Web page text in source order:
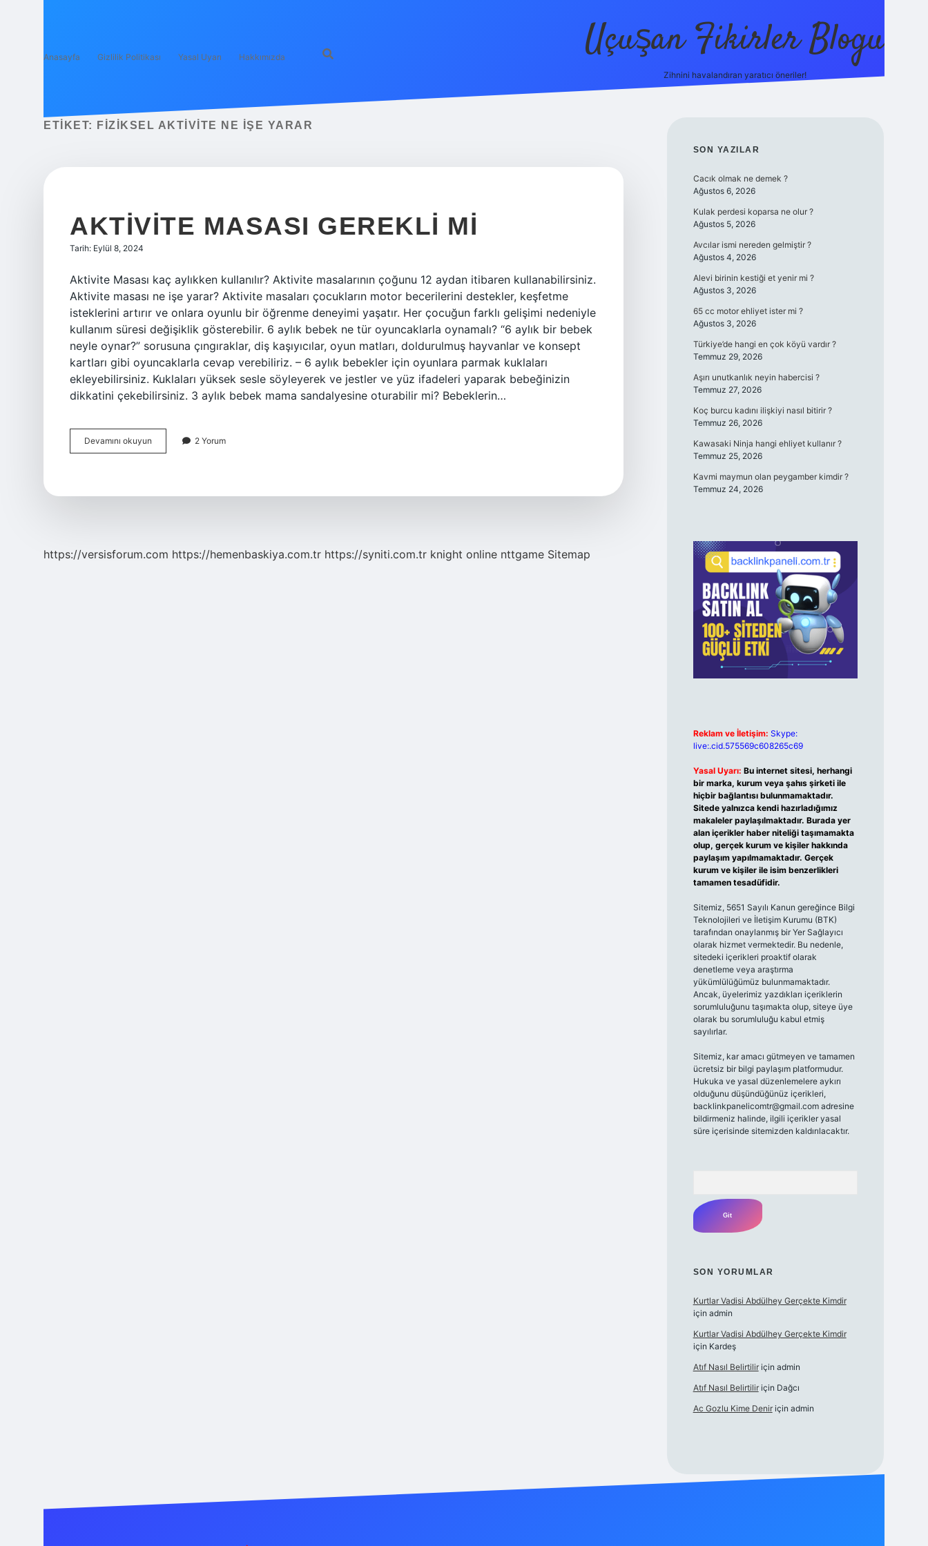
Anasayfa Gizlilik Politikası Yasal Uyarı Hakkımızda Uçuşan Fikirler Blogu
Zihnini havalandıran yaratıcı öneriler!
ETIKET: FIZIKSEL AKTIVITE NE IŞE YARAR
AKTIVITE MASASI GEREKLI MI
Tarih: Eylül 8, 2024
Aktivite Masası kaç aylıkken kullanılır? Aktivite masalarının çoğunu 12 aydan itibaren kullanabilirsiniz.
Aktivite masası ne işe yarar? Aktivite masaları çocukların motor becerilerini destekler, keşfetme
isteklerini artırır ve onlara oyunlu bir öğrenme deneyimi yaşatır. Her çocuğun farklı gelişimi nedeniyle
kullanım süresi değişiklik gösterebilir. 6 aylık bebek ne tür oyuncaklarla oynamalı? “6 aylık bir bebek
neyle oynar?” sorusuna çıngıraklar, diş kaşıyıcılar, oyun matları, doldurulmuş hayvanlar ve konsept
kartları gibi oyuncaklarla cevap verebiliriz. – 6 aylık bebekler için oyunlara parmak kuklaları
ekleyebilirsiniz. Kuklaları yüksek sesle söyleyerek ve jestler ve yüz ifadeleri yaparak bebeğinizin
dikkatini çekebilirsiniz. 3 aylık bebek mama sandalyesine oturabilir mi? Bebeklerin…
Devamını okuyun
Masası
2 Yorum
https://versisforum.com https://hemenbaskiya.com.tr https://syniti.com.tr knight online nttgame Sitemap
SIDEBAR
SON YAZILAR
Cacık olmak ne demek ?
Ağustos 6, 2026
Kulak perdesi koparsa ne olur ?
Ağustos 5, 2026
Avcılar ismi nereden gelmiştir ?
Ağustos 4, 2026
Alevi birinin kestiği et yenir mi ?
Ağustos 3, 2026
65 cc motor ehliyet ister mi ?
Ağustos 3, 2026
Türkiye’de hangi en çok köyü vardır ?
Temmuz 29, 2026
Aşırı unutkanlık neyin habercisi ?
Temmuz 27, 2026
Koç burcu kadını ilişkiyi nasıl bitirir ?
Temmuz 26, 2026
Kawasaki Ninja hangi ehliyet kullanır ?
Temmuz 25, 2026
Kavmi maymun olan peygamber kimdir ?
Temmuz 24, 2026
Reklam ve İletişim: Skype:
live:.cid.575569c608265c69
Yasal Uyarı: Bu internet sitesi, herhangi
bir marka, kurum veya şahıs şirketi ile
hiçbir bağlantısı bulunmamaktadır.
Sitede yalnızca kendi hazırladığımız
makaleler paylaşılmaktadır. Burada yer
alan içerikler haber niteliği taşımamakta
olup, gerçek kurum ve kişiler hakkında
paylaşım yapılmamaktadır. Gerçek
kurum ve kişiler ile isim benzerlikleri
tamamen tesadüfidir.
Sitemiz, 5651 Sayılı Kanun gereğince Bilgi
Teknolojileri ve İletişim Kurumu (BTK)
tarafından onaylanmış bir Yer Sağlayıcı
olarak hizmet vermektedir. Bu nedenle,
sitedeki içerikleri proaktif olarak
denetleme veya araştırma
yükümlülüğümüz bulunmamaktadır.
Ancak, üyelerimiz yazdıkları içeriklerin
sorumluluğunu taşımakta olup, siteye üye
olarak bu sorumluluğu kabul etmiş
sayılırlar.
Sitemiz, kar amacı gütmeyen ve tamamen
ücretsiz bir bilgi paylaşım platformudur.
Hukuka ve yasal düzenlemelere aykırı
olduğunu düşündüğünüz içerikleri,
backlinkpanelicomtr@gmail.comadresine
bildirmeniz halinde, ilgili içerikler yasal
süre içerisinde sitemizden kaldırılacaktır.
SON YORUMLAR
Kurtlar Vadisi Abdülhey Gerçekte Kimdir
için admin
Kurtlar Vadisi Abdülhey Gerçekte Kimdir
için Kardeş
Atıf Nasıl Belirtiliriçin admin
Atıf Nasıl Belirtiliriçin Dağcı
Ac Gozlu Kime Deniriçin admin